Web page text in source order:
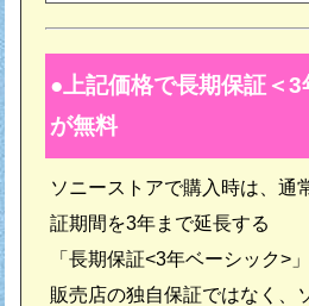
上記価格で長期保証＜
が無料
ソニーストアで購入時は、通
証期間を3年まで延長する
「長期保証<3年ベーシック>
販売店の独自保証ではなく、